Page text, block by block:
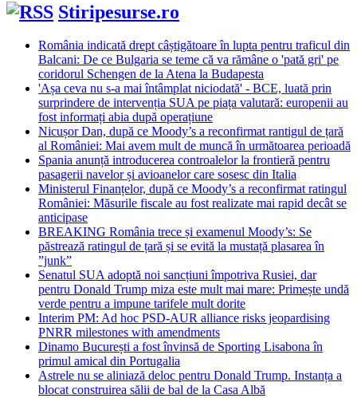
Stiripesurse.ro
România indicată drept câștigătoare în lupta pentru traficul din
Balcani: De ce Bulgaria se teme că va rămâne o 'pată gri' pe
coridorul Schengen de la Atena la Budapesta
'Așa ceva nu s-a mai întâmplat niciodată' - BCE, luată prin
surprindere de intervenția SUA pe piața valutară: europenii au
fost informați abia după operațiune
Nicușor Dan, după ce Moody’s a reconfirmat rantigul de țară
al României: Mai avem mult de muncă în următoarea perioadă
Spania anunță introducerea controalelor la frontieră pentru
pasagerii navelor și avioanelor care sosesc din Italia
Ministerul Finanțelor, după ce Moody’s a reconfirmat ratingul
României: Măsurile fiscale au fost realizate mai rapid decât se
anticipase
BREAKING România trece și examenul Moody’s: Se
păstrează ratingul de țară și se evită la mustață plasarea în
”junk”
Senatul SUA adoptă noi sancțiuni împotriva Rusiei, dar
pentru Donald Trump miza este mult mai mare: Primește undă
verde pentru a impune tarifele mult dorite
Interim PM: Ad hoc PSD-AUR alliance risks jeopardising
PNRR milestones with amendments
Dinamo București a fost învinsă de Sporting Lisabona în
primul amical din Portugalia
Astrele nu se aliniază deloc pentru Donald Trump. Instanța a
blocat construirea sălii de bal de la Casa Albă